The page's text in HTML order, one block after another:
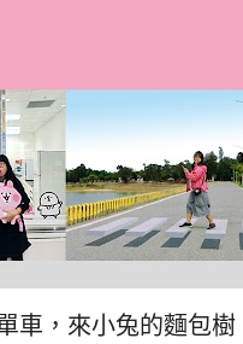
車，來小兔的麵包樹